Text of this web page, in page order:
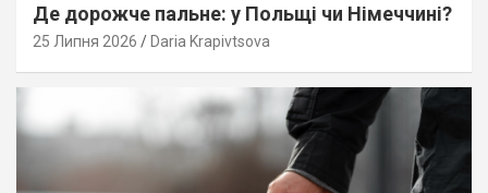
Де дорожче пальне: у Польщі чи Німеччині?
25 Липня 2026 Daria Krapivtsova